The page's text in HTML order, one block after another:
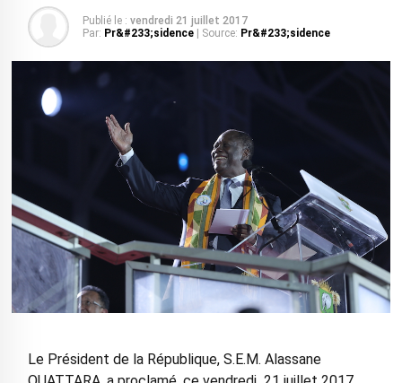
Publié le : vendredi 21 juillet 2017
Par: Pr&#233;sidence | Source: Pr&#233;sidence
Le Président de la République, S.E.M. Alassane